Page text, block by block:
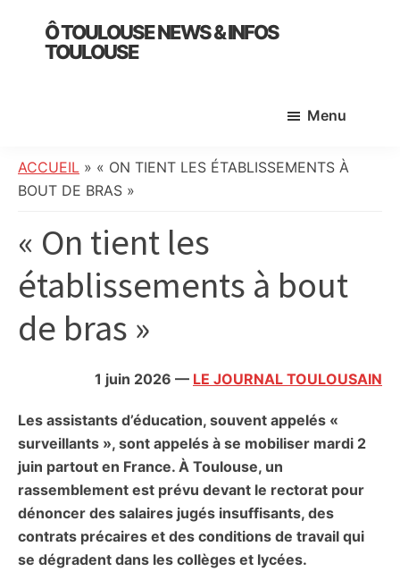
primary
Ô TOULOUSE NEWS & INFOS
TOULOUSE
:
info
société,
culture,
politique,
faits
citoyennes
Menu
ACCUEIL » « ON TIENT LES ÉTABLISSEMENTS À
BOUT DE BRAS »
« On tient les
établissements à bout
de bras »
1 juin 2026 — LE JOURNAL TOULOUSAIN
Les assistants d’éducation, souvent appelés «
surveillants », sont appelés à se mobiliser mardi 2
juin partout en France. À Toulouse, un
rassemblement est prévu devant le rectorat pour
dénoncer des salaires jugés insuffisants, des
contrats précaires et des conditions de travail qui
se dégradent dans les collèges et lycées.